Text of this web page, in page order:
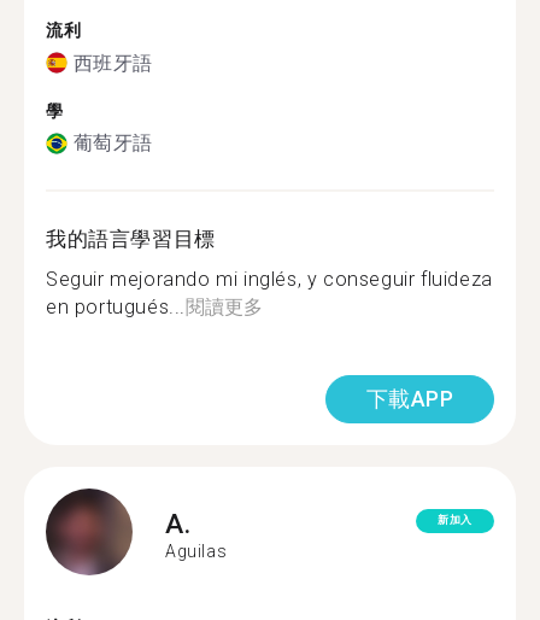
流利
西班牙語
學
葡萄牙語
我的語言學習目標
Seguir mejorando mi inglés, y conseguir fluideza
en portugués...閱讀更多
下載APP
A.
Aguilas
新加入